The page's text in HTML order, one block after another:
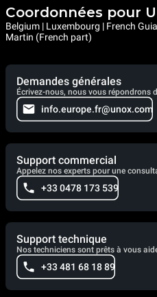
Coordonnées pour
Belgium | Luxembourg | French
Martin (French part)
Demandes générales
Écrivez-nous, nous vous répondrons
info.europe.fr@unox.com
Support commercial
Appelez nos experts pour une
+33 0478 173 539
Support technique
Nos techniciens sont prêts à vous
+33 481 68 18 89